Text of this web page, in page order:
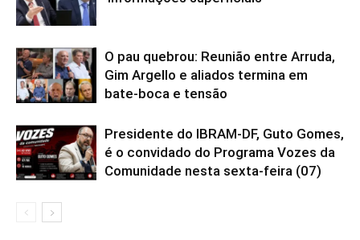
O pau quebrou: Reunião entre Arruda,
Gim Argello e aliados termina em
bate-boca e tensão
Presidente do IBRAM-DF, Guto Gomes,
é o convidado do Programa Vozes da
Comunidade nesta sexta-feira (07)